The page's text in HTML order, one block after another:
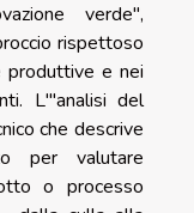
verde",
rispettoso
produttive e nei
L'"analisi del
che descrive
per valutare
o processo